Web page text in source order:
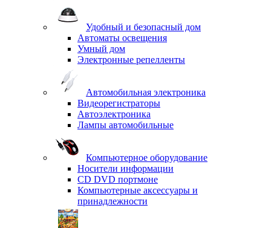
Удобный и безопасный дом
Автоматы освещения
Умный дом
Электронные репелленты
Автомобильная электроника
Видеорегистраторы
Автоэлектроника
Лампы автомобильные
Компьютерное оборудование
Носители информации
CD DVD портмоне
Компьютерные аксессуары и
принадлежности